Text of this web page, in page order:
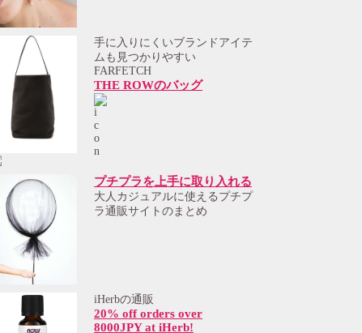
手に入りにくいブランドアイテ
ムも見つかりやすい
FARFETCH
THE ROWのバッグ
プチプラを上手に取り入れる
大人カジュアルに使えるプチプ
ラ通販サイトのまとめ
iHerbの通販
20% off orders over
8000JPY at iHerb!